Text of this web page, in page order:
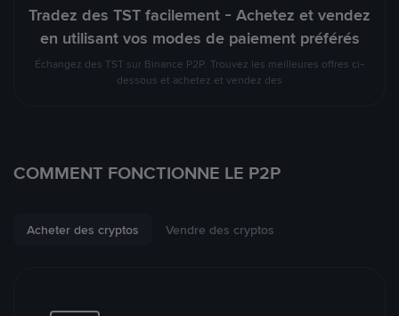
Tradez des TST facilement - Achetez et vendez
en utilisant vos modes de paiement préférés
Échangez des TST sur Binance P2P. Trouvez les meilleures offres ci-
dessous et achetez et vendez des
COMMENT FONCTIONNE LE P2P
Acheter des cryptos Vendre des cryptos